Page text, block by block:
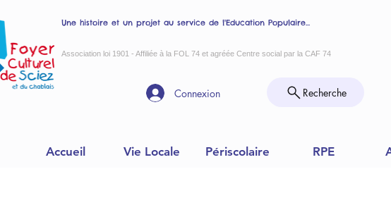
Une histoire et un projet au service de l'Education Populaire...
Association loi 1901 - Affiliée à la FOL 74 et agréée Centre social par la CAF 74
Connexion Recherche
Accueil Vie Locale Périscolaire RPE